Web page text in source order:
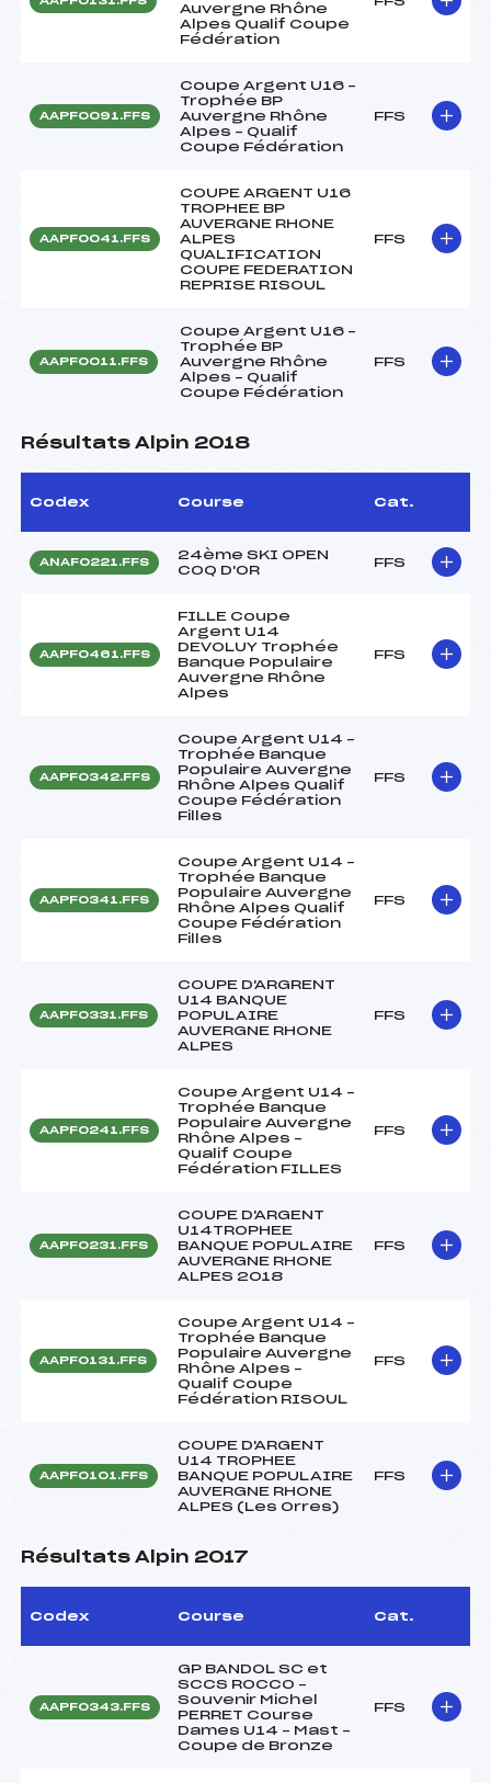
Auvergne Rhône
Alpes Qualif Coupe
Fédération
AAPF0091.FFS
Coupe Argent U16 –
Trophée BP
Auvergne Rhône
Alpes – Qualif
Coupe Fédération
FFS
AAPF0041.FFS
COUPE ARGENT U16
TROPHEE BP
AUVERGNE RHONE
ALPES
QUALIFICATION
COUPE FEDERATION
REPRISE RISOUL
FFS
AAPF0011.FFS
Coupe Argent U16 –
Trophée BP
Auvergne Rhône
Alpes – Qualif
Coupe Fédération
FFS
Résultats Alpin 2018
Codex Course Cat.
ANAF0221.FFS
24ème SKI OPEN
COQ D'OR
FFS
AAPF0461.FFS
FILLE Coupe
Argent U14
DEVOLUY Trophée
Banque Populaire
Auvergne Rhône
Alpes
FFS
AAPF0342.FFS
Coupe Argent U14 –
Trophée Banque
Populaire Auvergne
Rhône Alpes Qualif
Coupe Fédération
Filles
FFS
AAPF0341.FFS
Coupe Argent U14 –
Trophée Banque
Populaire Auvergne
Rhône Alpes Qualif
Coupe Fédération
Filles
FFS
AAPF0331.FFS
COUPE D'ARGRENT
U14 BANQUE
POPULAIRE
AUVERGNE RHONE
ALPES
FFS
AAPF0241.FFS
Coupe Argent U14 –
Trophée Banque
Populaire Auvergne
Rhône Alpes –
Qualif Coupe
Fédération FILLES
FFS
AAPF0231.FFS
COUPE D'ARGENT
U14TROPHEE
BANQUE POPULAIRE
AUVERGNE RHONE
ALPES 2018
FFS
AAPF0131.FFS
Coupe Argent U14 –
Trophée Banque
Populaire Auvergne
Rhône Alpes –
Qualif Coupe
Fédération RISOUL
FFS
AAPF0101.FFS
COUPE D'ARGENT
U14 TROPHEE
BANQUE POPULAIRE
AUVERGNE RHONE
ALPES (Les Orres)
FFS
Résultats Alpin 2017
Codex Course Cat.
AAPF0343.FFS
GP BANDOL SC et
SCCS ROCCO –
Souvenir Michel
PERRET Course
Dames U14 – Mast –
Coupe de Bronze
FFS